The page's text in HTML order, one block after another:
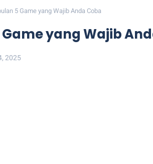
5 Game yang Wajib Anda Coba
yang Wajib
2025